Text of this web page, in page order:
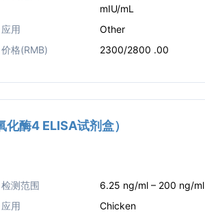
mIU/mL
应用
Other
价格(RMB) 2300/2800 .00
酶4 ELISA试剂盒）
检测范围
6.25 ng/ml – 200 ng/ml
应用
Chicken